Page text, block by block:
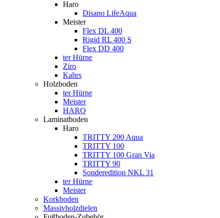
Haro
Disano LifeAqua
Meister
Flex DL 400
Rigid RL 400 S
Flex DD 400
ter Hürne
Ziro
Kahrs
Holzboden
ter Hürne
Meister
HARO
Laminatboden
Haro
TRITTY 200 Aqua
TRITTY 100
TRITTY 100 Gran Via
TRITTY 90
Sonderedition NKL 31
ter Hürne
Meister
Korkboden
Massivholzdielen